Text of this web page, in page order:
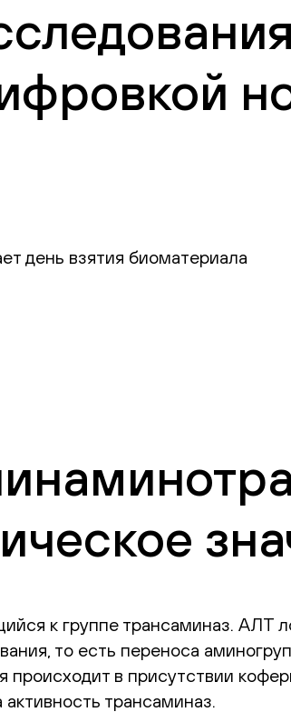
день взятия биоматериала
к группе трансаминаз. АЛТ
то есть переноса
происходит в присутствии
трансаминаз.